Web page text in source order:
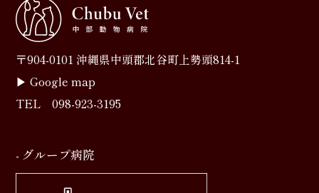
〒904-0101 沖縄県中頭郡北谷町上勢頭814-1
▶︎Google map
TEL098-923-3195
- グループ病院